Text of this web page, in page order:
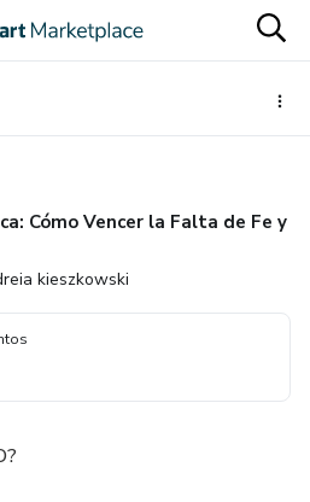
Cómo Vencer la Falta de Fe y
kieszkowski